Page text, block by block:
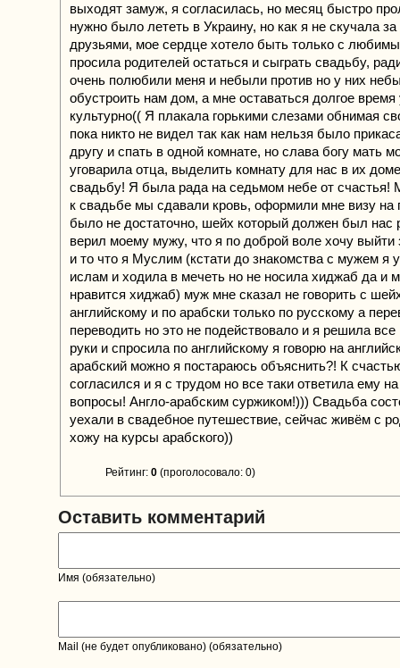
выходят замуж, я согласилась, но месяц быстро
нужно было лететь в Украину, но как я не скучала
друзьями, мое сердце хотело быть только с
просила родителей остаться и сыграть свадьбу,
очень полюбили меня и небыли против но у них
обустроить нам дом, а мне оставаться долгое время
культурно(( Я плакала горькими слезами обнимая
пока никто не видел так как нам нельзя было
другу и спать в одной комнате, но слава богу мать
уговарила отца, выделить комнату для нас в их
свадьбу! Я была рада на седьмом небе от счастья!
к свадьбе мы сдавали кровь, оформили мне визу на
было не достаточно, шейх который должен был нас
верил моему мужу, что я по доброй воле хочу выйти
и то что я Муслим (кстати до знакомства с мужем я
ислам и ходила в мечеть но не носила хиджаб да и
нравится хиджаб) муж мне сказал не говорить с
английскому и по арабски только по русскому а
переводить но это не подействовало и я решила все
руки и спросила по английскому я говорю на
арабский можно я постараюсь объяснить?! К
согласился и я с трудом но все таки ответила ему на
вопросы! Англо-арабским суржиком!))) Свадьба
уехали в свадебное путешествие, сейчас живём с
хожу на курсы арабского))
Рейтинг: 0 (проголосовало: 0)
Оставить комментарий
Имя (обязательно)
Mail (не будет опубликовано) (обязательно)